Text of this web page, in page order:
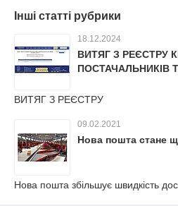
Інші статті рубрики
18.12.2024
ВИТЯГ З РЕЄСТРУ
ПОСТАЧАЛЬНИКІВ
ВИТЯГ З РЕЄСТРУ
09.02.2021
Нова пошта стане
Нова пошта збільшує швидкість